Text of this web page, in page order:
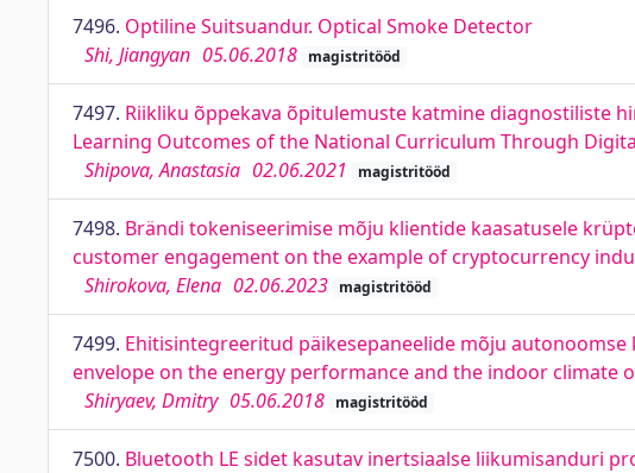
7496. Optiline Suitsuandur. Optical Smoke Detector
Shi, Jiangyan 05.06.2018 magistritööd
7497. Riikliku õppekava õpitulemuste katmine diagnostiliste
Learning Outcomes of the National Curriculum Through
Shipova, Anastasia 02.06.2021 magistritööd
7498. Brändi tokeniseerimise mõju klientide kaasatusele
customer engagement on the example of cryptocurrency
Shirokova, Elena 02.06.2023 magistritööd
7499. Ehitisintegreeritud päikesepaneelide mõju
envelope on the energy performance and the indoor climate
Shiryaev, Dmitry 05.06.2018 magistritööd
7500. Bluetooth LE sidet kasutav inertsiaalse liikumisanduri